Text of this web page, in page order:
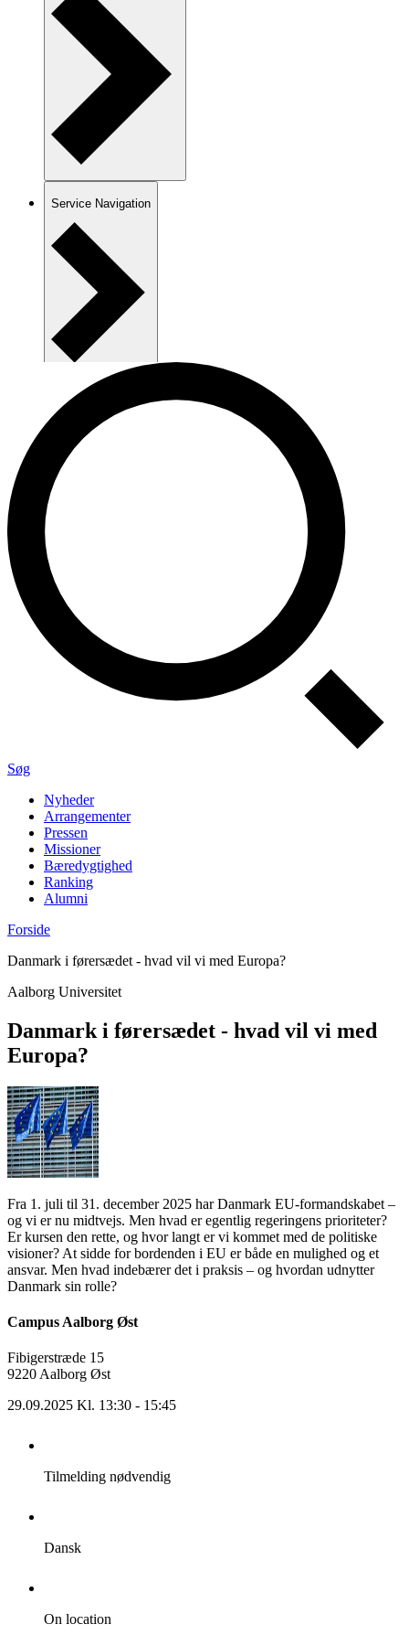
Service Navigation
Søg
Nyheder
Arrangementer
Pressen
Missioner
Bæredygtighed
Ranking
Alumni
Forside
Danmark i førersædet - hvad vil vi med Europa?
Aalborg Universitet
Danmark i førersædet - hvad vil vi med
Europa?
Fra 1. juli til 31. december 2025 har Danmark EU-formandskabet –
og vi er nu midtvejs. Men hvad er egentlig regeringens prioriteter?
Er kursen den rette, og hvor langt er vi kommet med de politiske
visioner? At sidde for bordenden i EU er både en mulighed og et
ansvar. Men hvad indebærer det i praksis – og hvordan udnytter
Danmark sin rolle?
Campus Aalborg Øst
Fibigerstræde 15
9220 Aalborg Øst
29.09.2025 Kl. 13:30 - 15:45
Tilmelding nødvendig
Dansk
On location